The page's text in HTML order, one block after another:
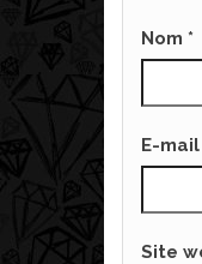
Nom *
E-mail
Site